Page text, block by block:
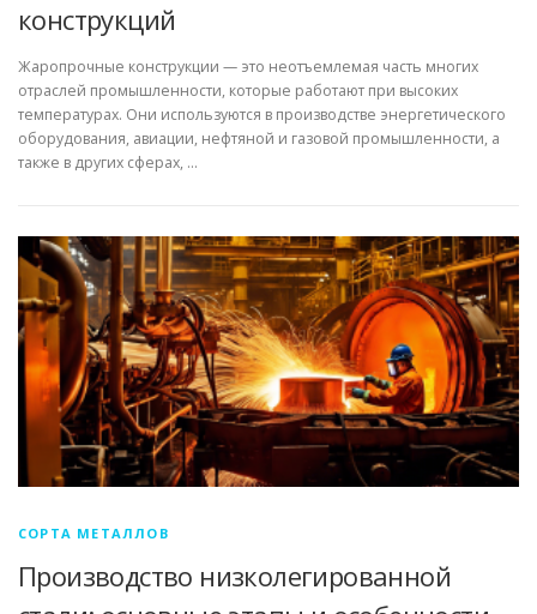
конструкций
Жаропрочные конструкции — это неотъемлемая часть многих
отраслей промышленности, которые работают при высоких
температурах. Они используются в производстве энергетического
оборудования, авиации, нефтяной и газовой промышленности, а
также в других сферах, …
СОРТА МЕТАЛЛОВ
Производство низколегированной